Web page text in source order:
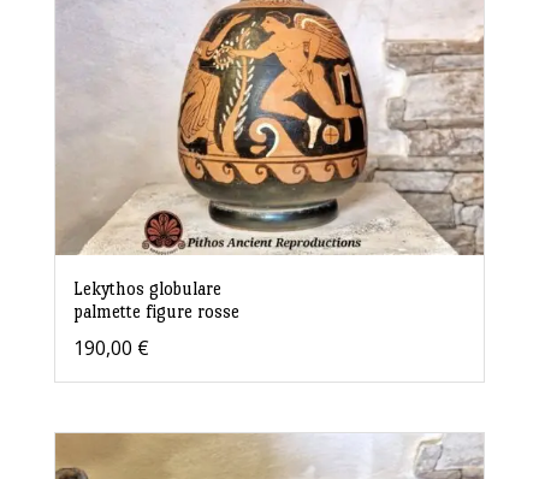
Lekythos globulare
palmette figure rosse
190,00 €